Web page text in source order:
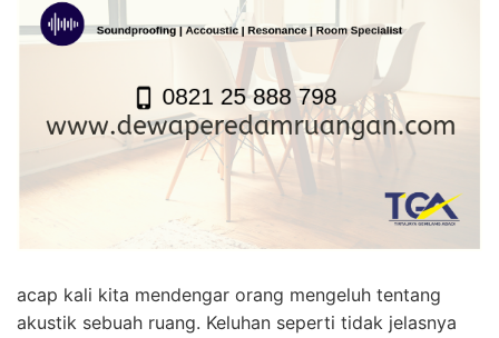
acap kali kita mendengar orang mengeluh tentang
akustik sebuah ruang. Keluhan seperti tidak jelasnya